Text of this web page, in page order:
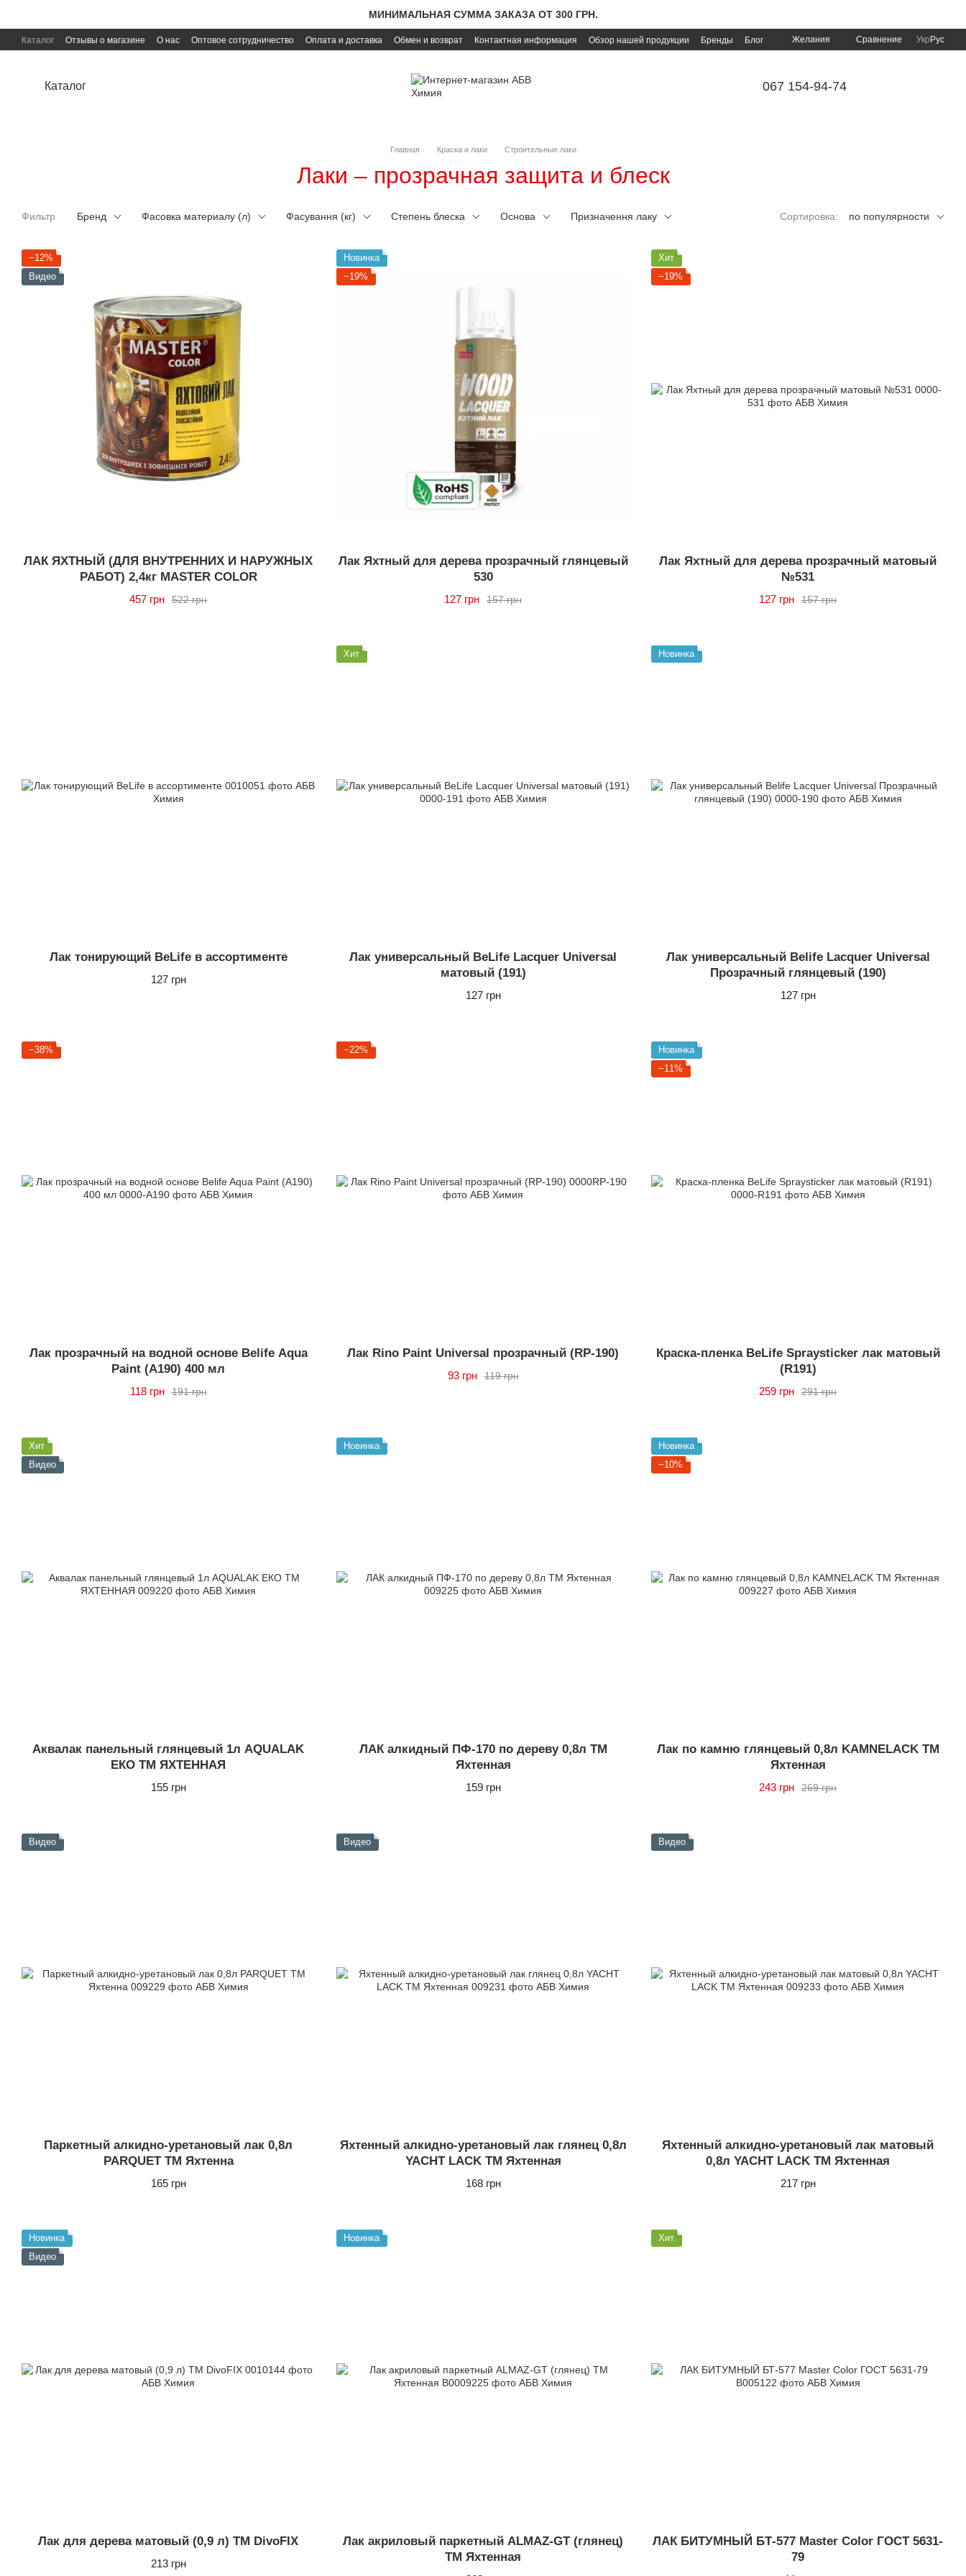
МИНИМАЛЬНАЯ СУММА ЗАКАЗА ОТ 300 ГРН.
Каталог Отзывы о магазине О нас Оптовое сотрудничество Оплата и доставка Обмен и возврат Контактная информация Обзор нашей продукции Бренды
Блог
Желания Сравнение Укр Рус
Каталог 067 154-94-74
Главная Краска и лаки Строительные лаки
Лаки – прозрачная защита и блеск
Фильтр Бренд Фасовка материалу (л) Фасування (кг) Степень блеска Основа Призначення лаку Сортировка: по популярности
−12%
Видео
ЛАК ЯХТНЫЙ (ДЛЯ ВНУТРЕННИХ И НАРУЖНЫХ
РАБОТ) 2,4кг MASTER COLOR
522 грн
457 грн
Новинка
−19%
Лак Яхтный для дерева прозрачный глянцевый
530
157 грн
127 грн
Хит
−19%
Лак Яхтный для дерева прозрачный матовый
№531
157 грн
127 грн
Лак тонирующий BeLife в ассортименте
127 грн
Хит
Лак универсальный BeLife Lacquer Universal
матовый (191)
127 грн
Новинка
Лак универсальный Belife Lacquer Universal
Прозрачный глянцевый (190)
127 грн
−38%
Лак прозрачный на водной основе Belife Aqua
Paint (А190) 400 мл
191 грн
118 грн
−22%
Лак Rino Paint Universal прозрачный (RP-190)
119 грн
93 грн
Новинка
−11%
Краска-пленка BeLife Spraysticker лак матовый
(R191)
291 грн
259 грн
Хит
Видео
Аквалак панельный глянцевый 1л AQUALAK
ЕКО ТМ ЯХТЕННАЯ
155 грн
Новинка
ЛАК алкидный ПФ-170 по дереву 0,8л ТМ
Яхтенная
159 грн
Новинка
−10%
Лак по камню глянцевый 0,8л KAMNELAСK ТМ
Яхтенная
269 грн
243 грн
Видео
Паркетный алкидно-уретановый лак 0,8л
PARQUET ТМ Яхтенна
165 грн
Видео
Яхтенный алкидно-уретановый лак глянец 0,8л
YACHT LACK ТМ Яхтенная
168 грн
Видео
Яхтенный алкидно-уретановый лак матовый
0,8л YACHT LACK ТМ Яхтенная
217 грн
Новинка
Видео
Лак для дерева матовый (0,9 л) ТМ DivoFIX
213 грн
Новинка
Лак акриловый паркетный ALMAZ-GT (глянец)
ТМ Яхтенная
Хит
ЛАК БИТУМНЫЙ БТ-577 Master Color ГОСТ 5631-
79